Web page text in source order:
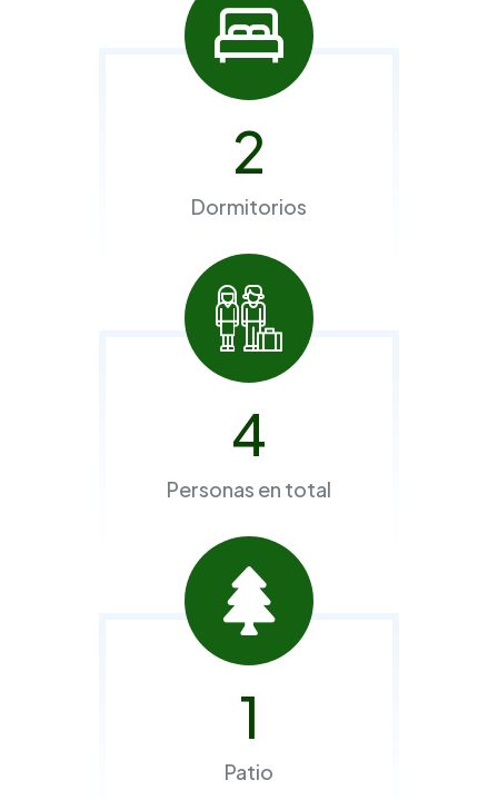
2
Dormitorios
4
Personas en total
1
Patio